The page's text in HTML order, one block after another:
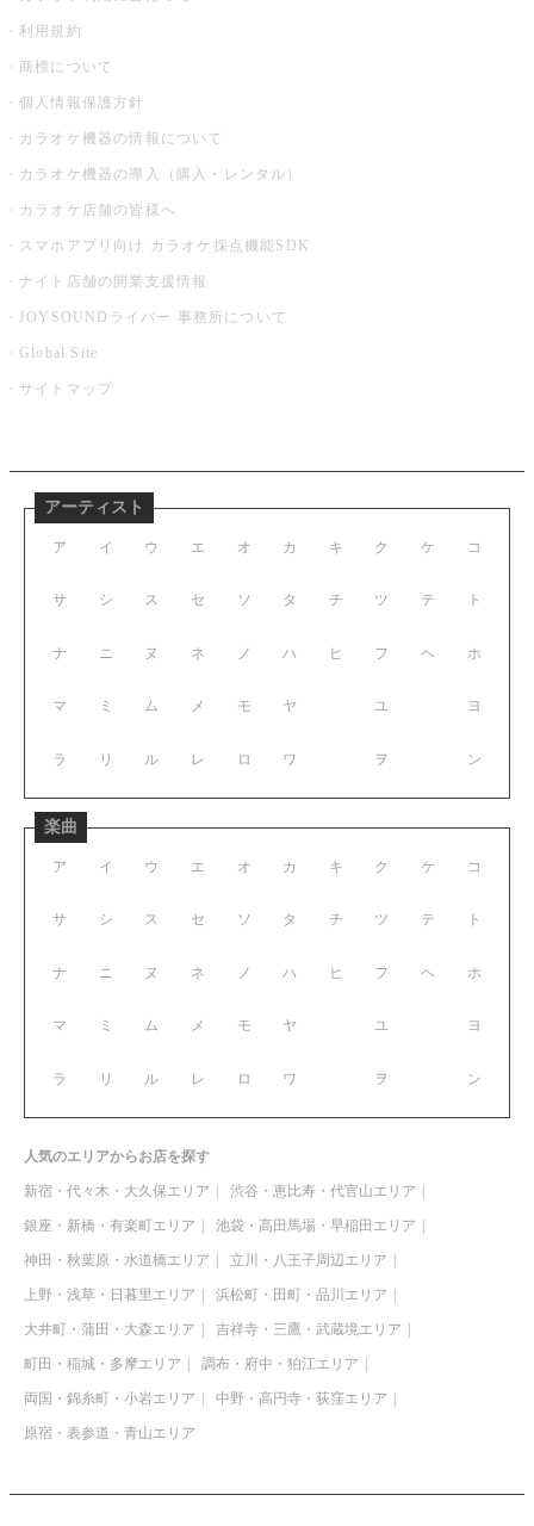
利用規約
商標について
個人情報保護方針
カラオケ機器の情報について
カラオケ機器の導入（購入・レンタル）
カラオケ店舗の皆様へ
スマホアプリ向け カラオケ採点機能SDK
ナイト店舗の開業支援情報
JOYSOUNDライバー 事務所について
Global Site
サイトマップ
アーティスト
ア イ ウ エ オ
サ シ ス セ ソ
ナ ニ ヌ ネ ノ
マ ミ ム メ モ
ラ リ ル レ ロ
カ キ ク ケ コ
タ チ ツ テ ト
ハ ヒ フ ヘ ホ
ヤ ユ ヨ
ワ ヲ ン
楽曲
ア イ ウ エ オ
サ シ ス セ ソ
ナ ニ ヌ ネ ノ
マ ミ ム メ モ
ラ リ ル レ ロ
カ キ ク ケ コ
タ チ ツ テ ト
ハ ヒ フ ヘ ホ
ヤ ユ ヨ
ワ ヲ ン
人気のエリアからお店を探す
新宿・代々木・大久保エリア 渋谷・恵比寿・代官山エリア
銀座・新橋・有楽町エリア 池袋・高田馬場・早稲田エリア
神田・秋葉原・水道橋エリア 立川・八王子周辺エリア
上野・浅草・日暮里エリア 浜松町・田町・品川エリア
大井町・蒲田・大森エリア 吉祥寺・三鷹・武蔵境エリア
町田・稲城・多摩エリア 調布・府中・狛江エリア
両国・錦糸町・小岩エリア 中野・高円寺・荻窪エリア
原宿・表参道・青山エリア